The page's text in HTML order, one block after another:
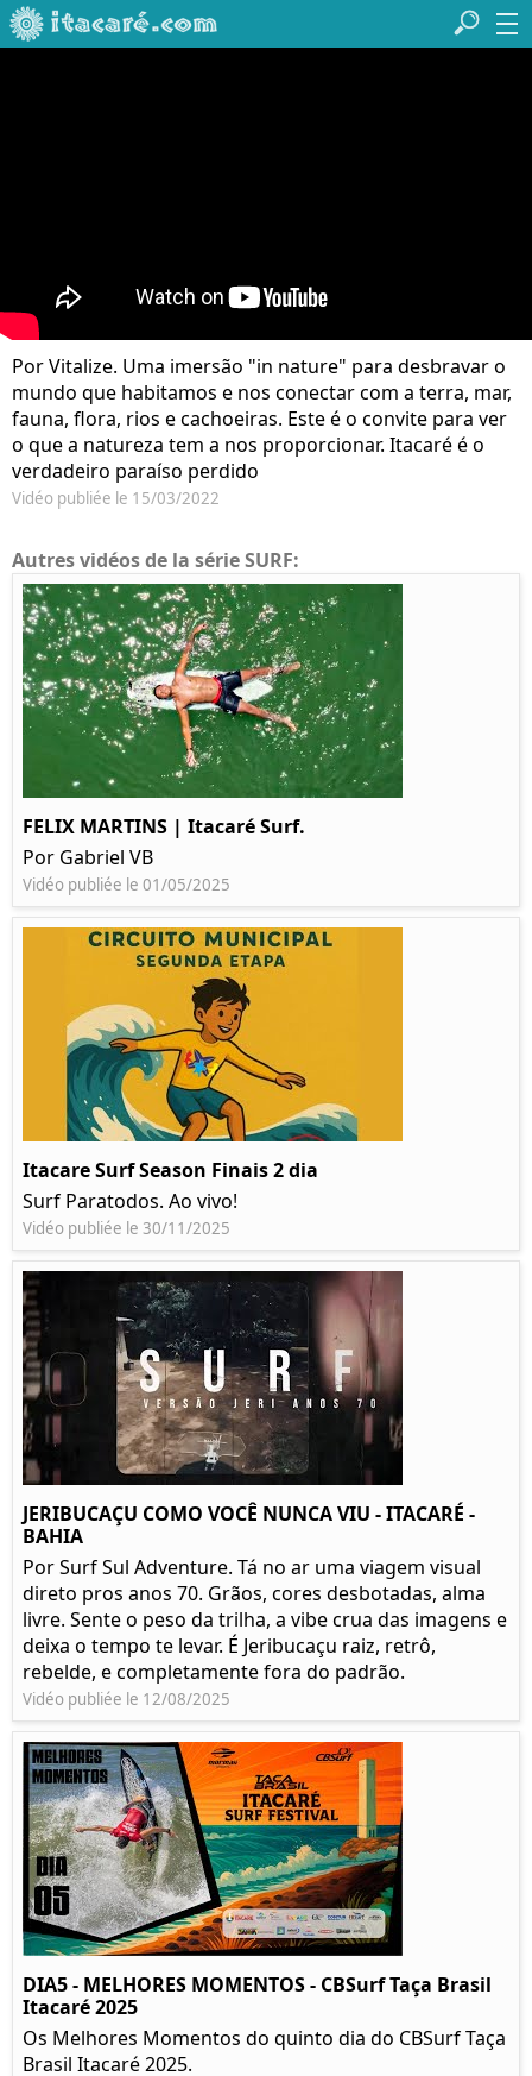
Por Vitalize. Uma imersão "in nature" para desbravar o
mundo que habitamos e nos conectar com a terra, mar,
fauna, flora, rios e cachoeiras. Este é o convite para ver
o que a natureza tem a nos proporcionar. Itacaré é o
verdadeiro paraíso perdido
Vidéo publiée le 15/03/2022
Autres vidéos de la série SURF:
FELIX MARTINS | Itacaré Surf.
Por Gabriel VB
Vidéo publiée le 01/05/2025
Itacare Surf Season Finais 2 dia
Surf Paratodos. Ao vivo!
Vidéo publiée le 30/11/2025
JERIBUCAÇU COMO VOCÊ NUNCA VIU - ITACARÉ -
BAHIA
Por Surf Sul Adventure. Tá no ar uma viagem visual
direto pros anos 70. Grãos, cores desbotadas, alma
livre. Sente o peso da trilha, a vibe crua das imagens e
deixa o tempo te levar. É Jeribucaçu raiz, retrô,
rebelde, e completamente fora do padrão.
Vidéo publiée le 12/08/2025
DIA5 - MELHORES MOMENTOS - CBSurf Taça Brasil
Itacaré 2025
Os Melhores Momentos do quinto dia do CBSurf Taça
Brasil Itacaré 2025.